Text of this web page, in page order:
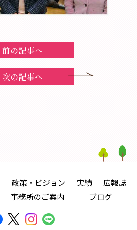
前の記事へ
次の記事へ
政策・ビジョン 実績
広報誌
事務所のご案内 ブログ